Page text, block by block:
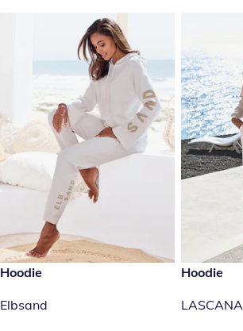
€ 69,99
Hoodie
Elbsand
€ 49,99
Hoodie
LASCANA